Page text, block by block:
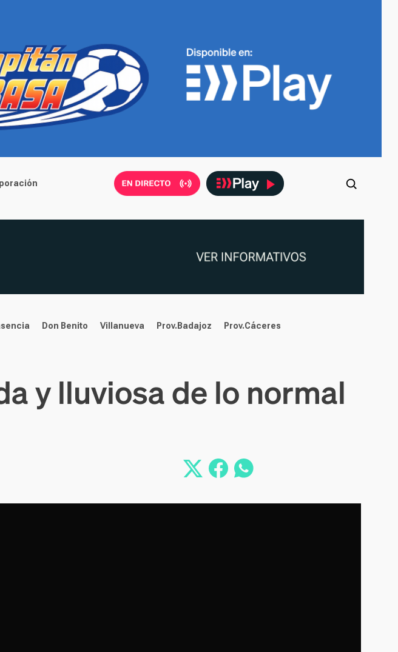
Don Benito Villanueva Prov.Badajoz Prov.Cáceres
y lluviosa de lo normal